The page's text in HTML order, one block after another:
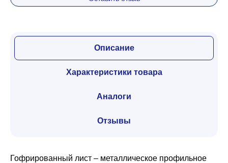
Описание
Характеристики товара
Аналоги
Отзывы
Гофрированный лист – металлическое профильное